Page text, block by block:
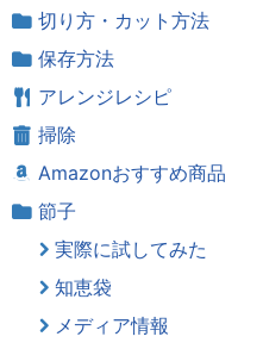
切り方・カット方法
保存方法
アレンジレシピ
掃除
Amazonおすすめ商品
節子
実際に試してみた
知恵袋
メディア情報